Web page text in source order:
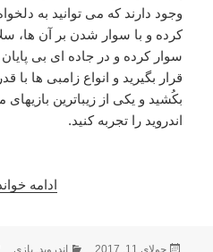
وجود دارند که می توانید به
کرده و با سوار شدن بر آن ها،
سوار کرده و در جاده ای بی
قرار بگیرید و انواع زامبی ها
بکُشید و یکی از زیباترین
اندروید را تجربه کنید.
ادامه
ارسال
دسته‌ها